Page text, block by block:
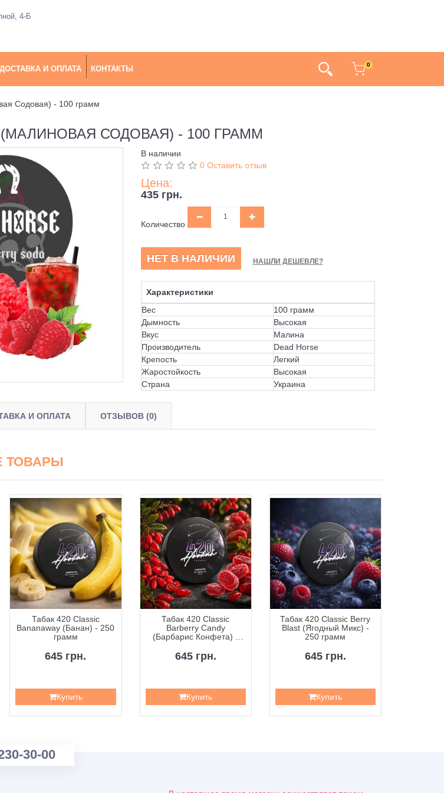
4-Б
ДОСТАВКА И ОПЛАТА КОНТАКТЫ 0
Содовая) - 100 грамм
(МАЛИНОВАЯ СОДОВАЯ) - 100 ГРАММ
В наличии
0 Оставить отзыв
Цена:
435 грн.
Количество
НЕТ В НАЛИЧИИ НАШЛИ ДЕШЕВЛЕ?
Характеристики
Вес
100 грамм
Дымность
Высокая
Вкус
Малина
Производитель
Dead Horse
Крепость
Легкий
Жаростойкость
Высокая
Страна
Украина
И ОПЛАТА ОТЗЫВОВ (0)
ТОВАРЫ
Табак 420 Classic
Bananaway (Банан) - 250
грамм
645 грн.
Купить
Табак 420 Classic
Barberry Candy
(Барбарис Конфета) -
645 грн.
Купить
Табак 420 Classic Berry
Blast (Ягодный Микс) -
250 грамм
645 грн.
Купить
30-00